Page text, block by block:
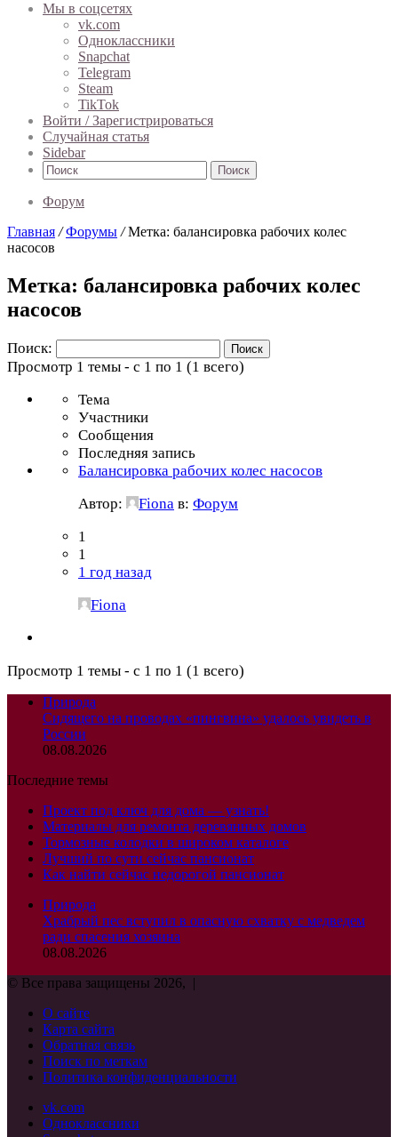
Мы в соцсетях
vk.com
Одноклассники
Snapchat
Telegram
Steam
TikTok
Войти / Зарегистрироваться
Случайная статья
Sidebar
Поиск
Форум
Главная / Форумы / Метка: балансировка рабочих колес
насосов
Метка: балансировка рабочих колес
насосов
Поиск:
Просмотр 1 темы - с 1 по 1 (1 всего)
Тема
Участники
Сообщения
Последняя запись
Балансировка рабочих колес насосов
Автор:
Fiona в: Форум
1
1
1 год назад
Fiona
Просмотр 1 темы - с 1 по 1 (1 всего)
Природа
Сидящего на проводах «пингвина» удалось увидеть в
России
08.08.2026
Последние темы
Проект под ключ для дома — узнать!
Материалы для ремонта деревянных домов
Тормозные колодки в широком каталоге
Лучший по сути сейчас пансионат
Как найти сейчас недорогой пансионат
Природа
Храбрый пес вступил в опасную схватку с медведем
ради спасения хозяина
08.08.2026
© Все права защищены 2026, |
О сайте
Карта сайта
Обратная связь
Поиск по меткам
Политика конфиденциальности
vk.com
Одноклассники